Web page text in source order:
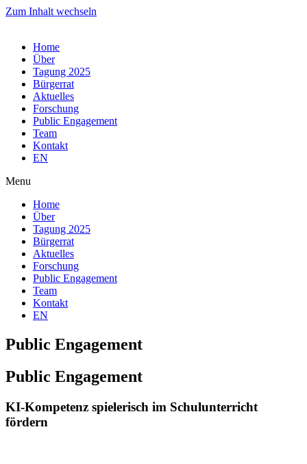
Zum Inhalt wechseln
Home
Über
Tagung 2025
Bürgerrat
Aktuelles
Forschung
Public Engagement
Team
Kontakt
EN
Menu
Home
Über
Tagung 2025
Bürgerrat
Aktuelles
Forschung
Public Engagement
Team
Kontakt
EN
Public Engagement
Public Engagement
KI-Kompetenz spielerisch im Schulunterricht
fördern